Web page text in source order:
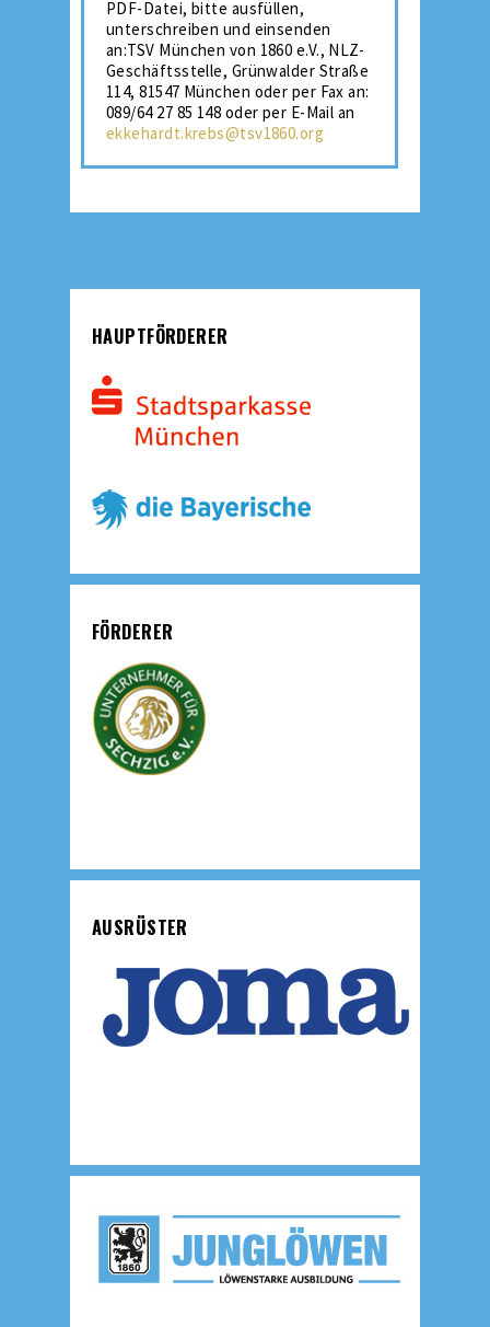
PDF-Datei, bitte ausfüllen,
unterschreiben und einsenden
an:TSV München von 1860 e.V., NLZ-
Geschäftsstelle, Grünwalder Straße
114, 81547 München oder per Fax an:
089/64 27 85 148 oder per E-Mail an
ekkehardt.krebs@tsv1860.org
HAUPTFÖRDERER
FÖRDERER
AUSRÜSTER